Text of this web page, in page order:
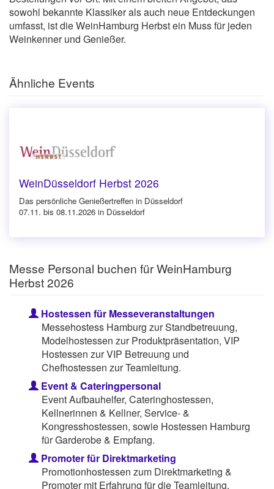
sowohl bekannte Klassiker als auch neue Entdeckungen
umfasst, ist die WeinHamburg Herbst ein Muss für jeden
Weinkenner und Genießer.
Ähnliche Events
WeinDüsseldorf Herbst 2026
Das persönliche Genießertreffen in Düsseldorf
07.11. bis 08.11.2026 in Düsseldorf
Messe Personal buchen für WeinHamburg
Herbst 2026
Hostessen für Messeveranstaltungen
Messehostess Hamburg zur Standbetreuung,
Modelhostessen zur Produktpräsentation, VIP
Hostessen zur VIP Betreuung und
Chefhostessen zur Teamleitung.
Event & Cateringpersonal
Event Aufbauhelfer, Cateringhostessen,
Kellnerinnen & Kellner, Service- &
Kongresshostessen, sowie Hostessen Hamburg
für Garderobe & Empfang.
Promoter für Direktmarketing
Promotionhostessen zum Direktmarketing &
Promoter mit Erfahrung für die Teamleitung.